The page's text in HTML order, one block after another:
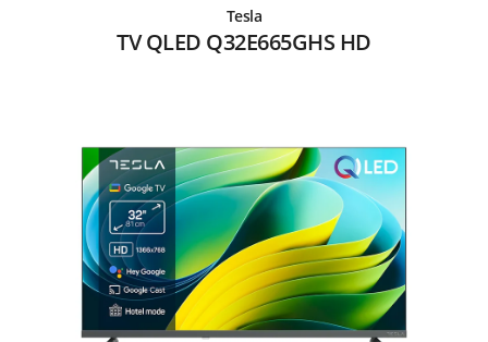
Tesla
TV QLED Q32E665GHS HD